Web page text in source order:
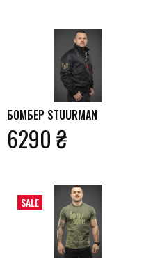
БОМБЕР STUURMAN
6290 ₴
SALE